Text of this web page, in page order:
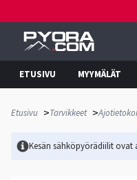
ETUSIVU MYYMÄLÄT
Etusivu >Tarvikkeet >
Kesän sähköpyörädiilit ovat